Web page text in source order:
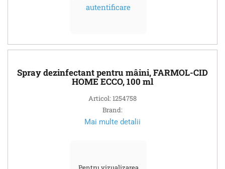
autentificare
Spray dezinfectant pentru mâini, FARMOL-CID
HOME ECCO, 100 ml
Articol: 1254758
Brand:
Mai multe detalii